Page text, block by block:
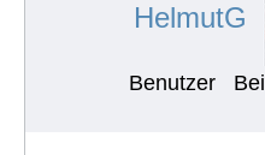
HelmutG
Benutzer